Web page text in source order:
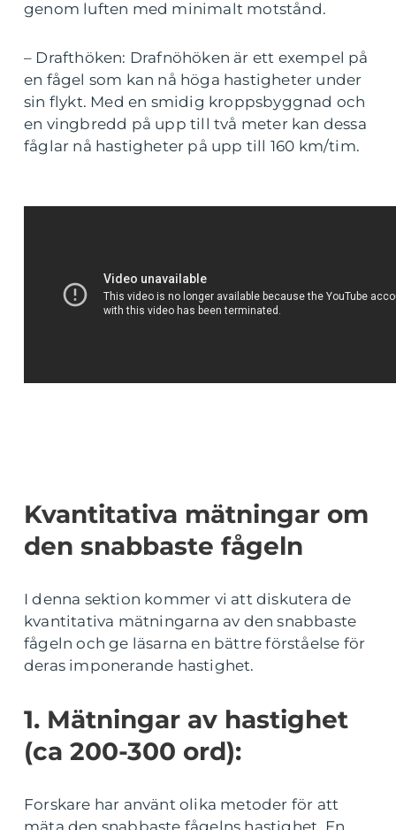
genom luften med minimalt motstånd.
– Drafthöken: Drafnöhöken är ett exempel på
en fågel som kan nå höga hastigheter under
sin flykt. Med en smidig kroppsbyggnad och
en vingbredd på upp till två meter kan dessa
fåglar nå hastigheter på upp till 160 km/tim.
Kvantitativa mätningar om
den snabbaste fågeln
I denna sektion kommer vi att diskutera de
kvantitativa mätningarna av den snabbaste
fågeln och ge läsarna en bättre förståelse för
deras imponerande hastighet.
1. Mätningar av hastighet
(ca 200-300 ord):
Forskare har använt olika metoder för att
mäta den snabbaste fågelns hastighet. En